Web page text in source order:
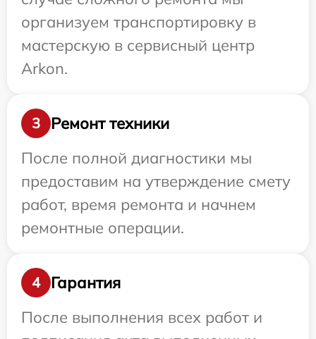
организуем транспортировку в
мастерскую в сервисный центр
Arkon.
3
Ремонт техники
После полной диагностики мы
предоставим на утверждение смету
работ, время ремонта и начнем
ремонтные операции.
4
Гарантия
После выполнения всех работ и